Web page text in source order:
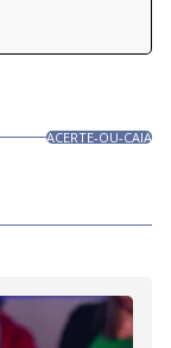
ACERTE-OU-CAIA